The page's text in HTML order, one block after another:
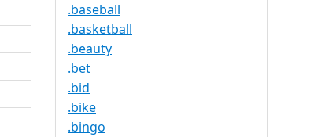
.baseball
.basketball
.beauty
.bet
.bid
.bike
.bingo